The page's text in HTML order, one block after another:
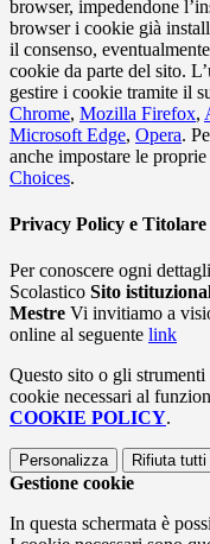
browser, impedendone
browser i cookie già
il consenso,
cookie da parte del sito.
gestire i cookie tramite il
Chrome, Mozilla Firefox,
Microsoft Edge, Opera.
anche impostare le
Choices.
Privacy Policy e
Per conoscere ogni
Scolastico Sito
Mestre Vi invitiamo a
online al seguente link
Questo sito o gli
cookie necessari al
COOKIE POLICY.
Personalizza Rifiuta tutti
Gestione cookie
In questa schermata è